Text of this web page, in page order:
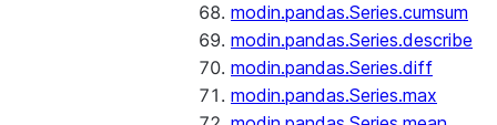
modin.pandas.Series.cumsum
modin.pandas.Series.describe
modin.pandas.Series.diff
modin.pandas.Series.max